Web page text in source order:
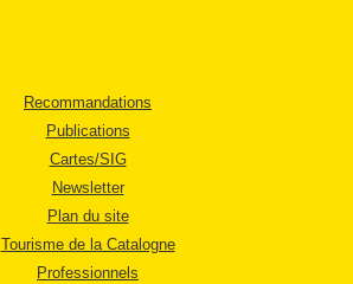
Recommandations
Publications
Cartes/SIG
Newsletter
Plan du site
Tourisme de la Catalogne
Professionnels